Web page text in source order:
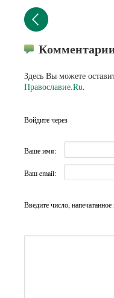
Здесь Вы можете
Православие.Ru.
Войдите через
Ваше имя:
Ваш email:
Введите число, напечатанное